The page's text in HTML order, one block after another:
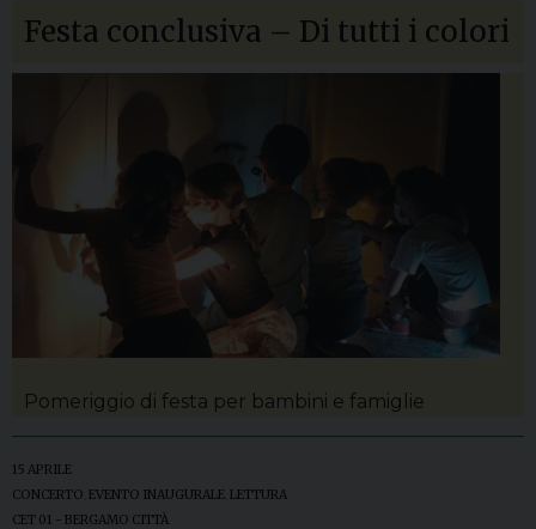
Festa conclusiva – Di tutti i colori
Pomeriggio di festa per bambini e famiglie
15 APRILE
CONCERTO EVENTO INAUGURALE LETTURA
CET 01 - BERGAMO CITTÀ